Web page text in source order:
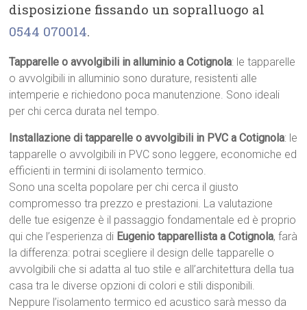
disposizione fissando un sopralluogo al
0544 070014.
Tapparelle o avvolgibili in alluminio a Cotignola: le tapparelle
o avvolgibili in alluminio sono durature, resistenti alle
intemperie e richiedono poca manutenzione. Sono ideali
per chi cerca durata nel tempo.
Installazione di tapparelle o avvolgibili in PVC a Cotignola: le
tapparelle o avvolgibili in PVC sono leggere, economiche ed
efficienti in termini di isolamento termico.
Sono una scelta popolare per chi cerca il giusto
compromesso tra prezzo e prestazioni. La valutazione
delle tue esigenze è il passaggio fondamentale ed è proprio
qui che l’esperienza di Eugenio tapparellista a Cotignola, farà
la differenza: potrai scegliere il design delle tapparelle o
avvolgibili che si adatta al tuo stile e all’architettura della tua
casa tra le diverse opzioni di colori e stili disponibili.
Neppure l’isolamento termico ed acustico sarà messo da